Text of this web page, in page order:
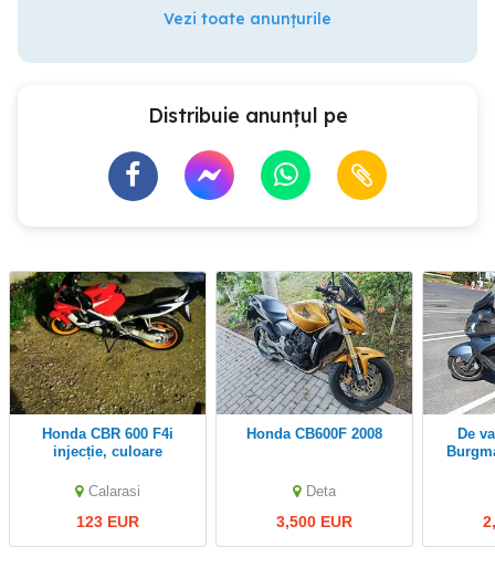
Vezi toate anunțurile
Distribuie anunțul pe
Honda CBR 600 F4i
injecție, culoare
excelentă!
Calarasi
123 EUR
Honda CB600F 2008
Deta
3,500 EUR
De vanzare Suzuki